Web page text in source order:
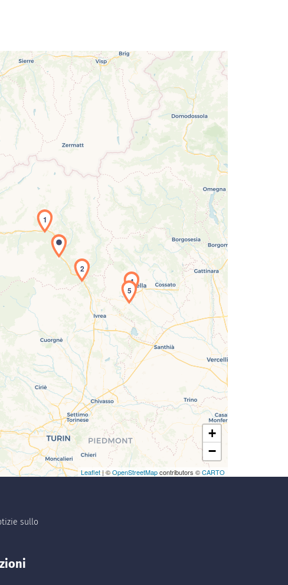
Caricamento della carta in corso...
1
2
4
5
+
−
Leaflet| ©OpenStreetMapcontributors ©CARTO
sullo